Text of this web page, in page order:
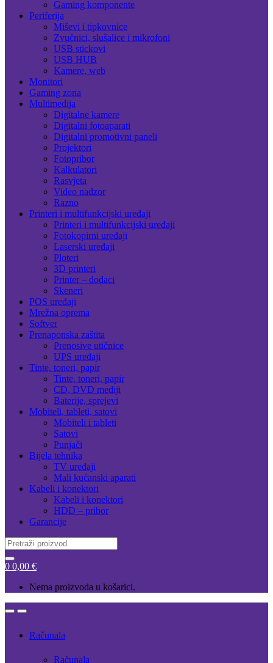
Gaming komponente
Periferija
Miševi i tipkovnice
Zvučnici, slušalice i mikrofoni
USB stickovi
USB HUB
Kamere, web
Monitori
Gaming zona
Multimedija
Digitalne kamere
Digitalni fotoaparati
Digitalni promotivni paneli
Projektori
Fotopribor
Kalkulatori
Rasvjeta
Video nadzor
Razno
Printeri i multifunkcijski uređaji
Printeri i multifunkcijski uređaji
Fotokopirni uređaji
Laserski uređaji
Ploteri
3D printeri
Printer – dodaci
Skeneri
POS uređaji
Mrežna oprema
Softver
Prenaponska zaštita
Prenosive utičnice
UPS uređaji
Tinte, toneri, papir
Tinte, toneri, papir
CD, DVD mediji
Baterije, sprejevi
Mobiteli, tableti, satovi
Mobiteli i tableti
Satovi
Punjači
Bijela tehnika
TV uređaji
Mali kućanski aparati
Kabeli i konektori
Kabeli i konektori
HDD – pribor
Garancije
Search
for:
0 0,00 €
Nema proizvoda u košarici.
OpenClose
Računala
Računala